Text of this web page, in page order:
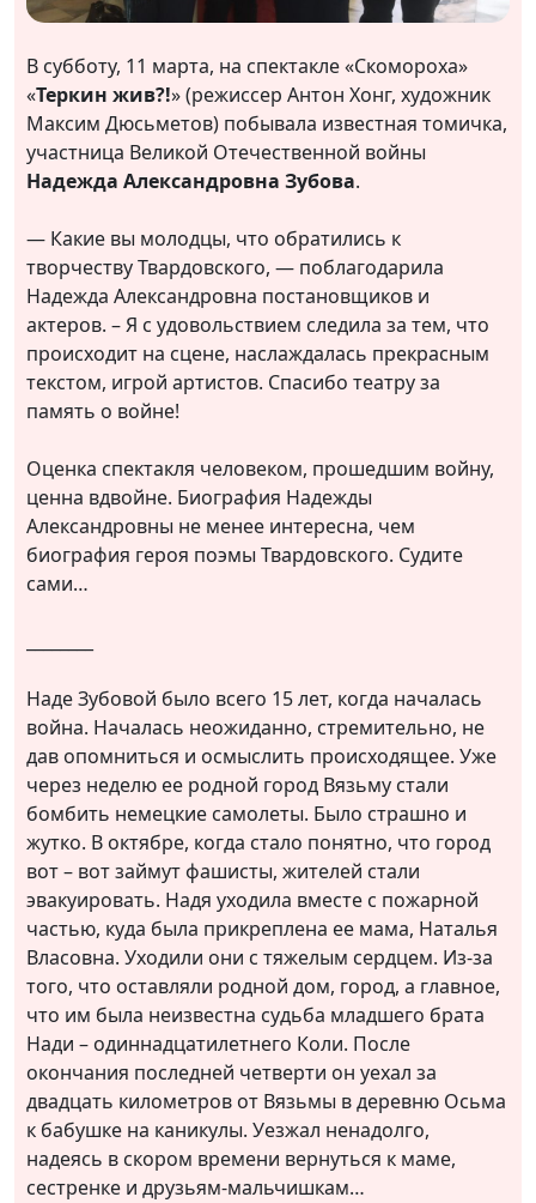
В субботу, 11 марта, на спектакле «Скомороха»
«Теркин жив?!» (режиссер Антон Хонг, художник
Максим Дюсьметов) побывала известная томичка,
участница Великой Отечественной войны
Надежда Александровна Зубова.
— Какие вы молодцы, что обратились к
творчеству Твардовского, — поблагодарила
Надежда Александровна постановщиков и
актеров. – Я с удовольствием следила за тем, что
происходит на сцене, наслаждалась прекрасным
текстом, игрой артистов. Спасибо театру за
память о войне!
Оценка спектакля человеком, прошедшим войну,
ценна вдвойне. Биография Надежды
Александровны не менее интересна, чем
биография героя поэмы Твардовского. Судите
сами…
Наде Зубовой было всего 15 лет, когда началась
война. Началась неожиданно, стремительно, не
дав опомниться и осмыслить происходящее. Уже
через неделю ее родной город Вязьму стали
бомбить немецкие самолеты. Было страшно и
жутко. В октябре, когда стало понятно, что город
вот – вот займут фашисты, жителей стали
эвакуировать. Надя уходила вместе с пожарной
частью, куда была прикреплена ее мама, Наталья
Власовна. Уходили они с тяжелым сердцем. Из-за
того, что оставляли родной дом, город, а главное,
что им была неизвестна судьба младшего брата
Нади – одиннадцатилетнего Коли. После
окончания последней четверти он уехал за
двадцать километров от Вязьмы в деревню Осьма
к бабушке на каникулы. Уезжал ненадолго,
надеясь в скором времени вернуться к маме,
сестренке и друзьям-мальчишкам…